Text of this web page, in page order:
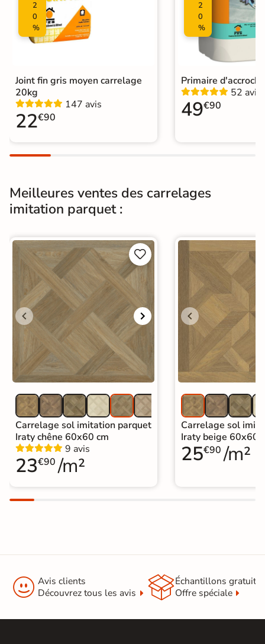
Variation de la
couleur
Plancher
Chauffant
Oui
Conditionnement
Support Chape Ancien carrelage
Origine Espagne
Catégories
Carrelage imitation parquet intérieur
Carrelage Beige
Carrelage sol cuisine|
Carrelage salon moderne
Carrelage Chambre
Carrelage WC
2
0
%
Joint fin gris moyen carrelage
20kg
147 avis
22€90
2
0
%
Primaire
52 avis
49€90
Meilleures ventes des carrelages
imitation parquet :


Carrelage sol imitation parquet
Iraty chêne 60x60 cm
9 avis
23€90 /m²
Carrelage sol
Iraty beige 60x60
25€90 /m²
 Avis clients
Découvrez tous les avis
Échantillons gratuit
Offre spéciale